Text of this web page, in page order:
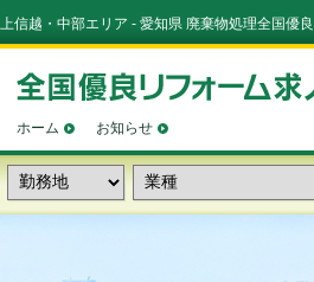
上信越・中部エリア - 愛知県 廃棄物処理全国優
ホーム お知らせ